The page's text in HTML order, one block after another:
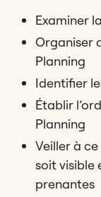
Examiner
Organiser
Planning
Identifier
Établir
Planning
Veiller à
soit visible
prenantes